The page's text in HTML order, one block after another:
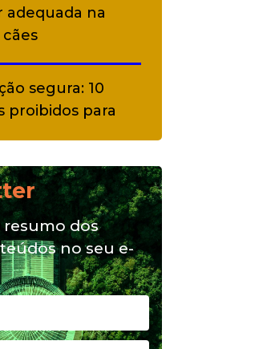
adequada na
segura: 10
proibidos para
natural e mix
essas
nutrição do seu
resumo dos
no seu e-